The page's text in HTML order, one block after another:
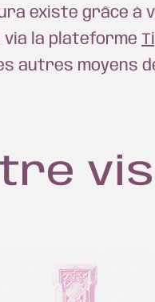
existe grâce à
via la plateforme
autres moyens